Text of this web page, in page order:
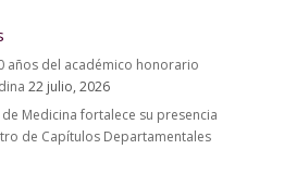
años del académico honorario
22 julio, 2026
Medicina fortalece su presencia
de Capítulos Departamentales